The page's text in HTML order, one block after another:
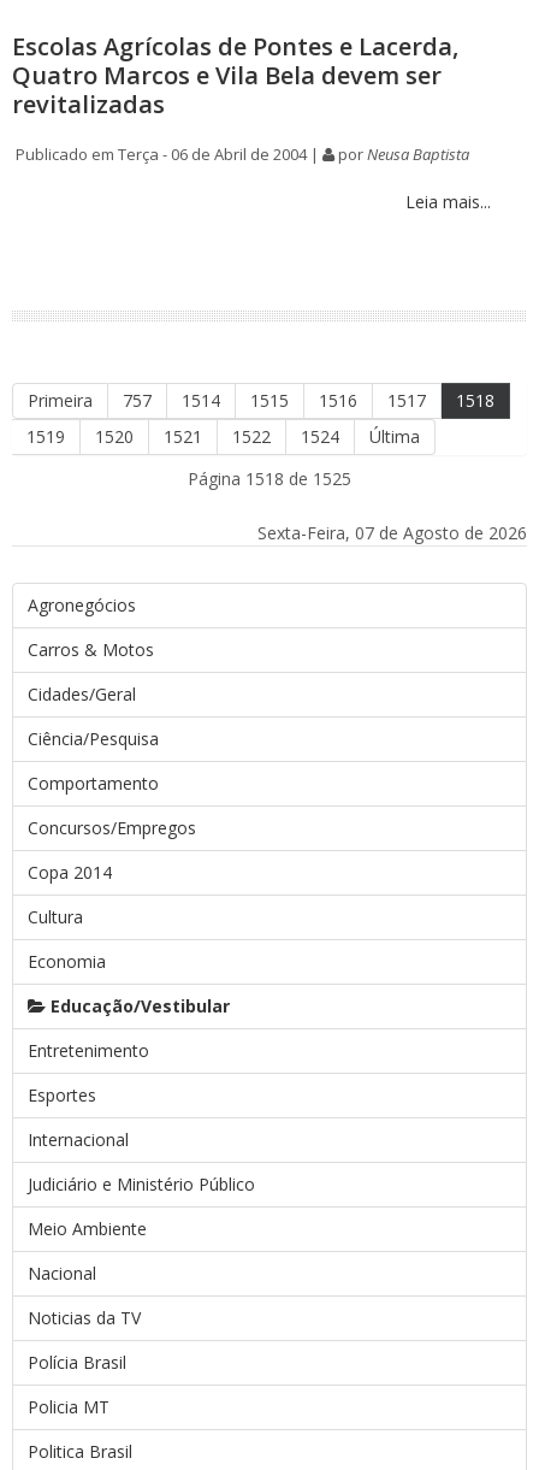
Escolas Agrícolas de Pontes e Lacerda,
Quatro Marcos e Vila Bela devem ser
revitalizadas
Publicado em Terça - 06 de Abril de 2004 | porNeusa Baptista
Leia mais...
Primeira 757 1514 1515 1516 1517
1518
1519
1520 1521 1522 1524
Última
Página 1518 de 1525
Sexta-Feira, 07 de Agosto de 2026
Agronegócios
Carros & Motos
Cidades/Geral
Ciência/Pesquisa
Comportamento
Concursos/Empregos
Copa 2014
Cultura
Economia
Educação/Vestibular
Entretenimento
Esportes
Internacional
Judiciário e Ministério Público
Meio Ambiente
Nacional
Noticias da TV
Polícia Brasil
Policia MT
Politica Brasil